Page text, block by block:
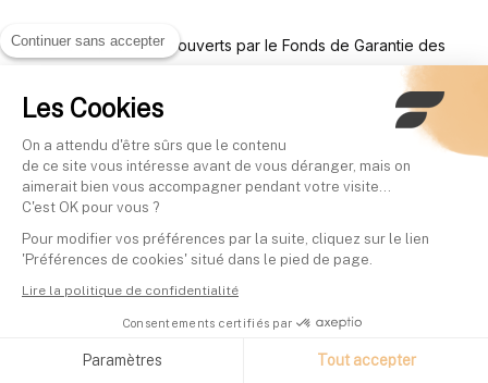
Continuer sans accepter
Les Cookies
On a attendu d'être sûrs que le contenu
de ce site vous intéresse avant de vous déranger, mais on
aimerait bien vous accompagner pendant votre visite...
C'est OK pour vous ?
Pour modifier vos préférences par la suite, cliquez sur le lien
'Préférences de cookies' situé dans le pied de page.
Lire la politique de confidentialité
Consentements certifiés par
Paramètres Tout accepter
Oui. Les dépôts sont couverts par le Fonds de Garantie des
et par établissement bancaire. Les livrets réglementés
bénéficient en outre de la garantie de l'État.
Sources
Service-public.gouv.fr, Livret A : taux, plafond et
fonctionnement